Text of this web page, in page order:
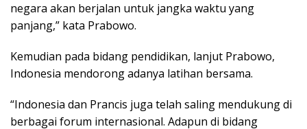
negara akan berjalan untuk jangka waktu yang
panjang,” kata Prabowo.
Kemudian pada bidang pendidikan, lanjut Prabowo,
Indonesia mendorong adanya latihan bersama.
“Indonesia dan Prancis juga telah saling mendukung di
berbagai forum internasional. Adapun di bidang